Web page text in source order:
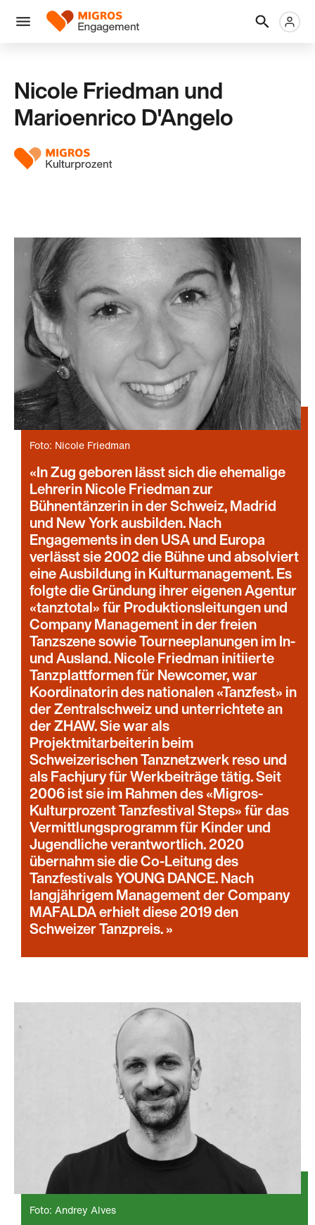
Navigation
überspringen
Menü
Logo
Nicole Friedman und
Marioenrico D'Angelo
Foto: Nicole Friedman
In Zug geboren lässt sich die ehemalige
Lehrerin Nicole Friedman zur
Bühnentänzerin in der Schweiz, Madrid
und New York ausbilden. Nach
Engagements in den USA und Europa
verlässt sie 2002 die Bühne und absolviert
eine Ausbildung in Kulturmanagement. Es
folgte die Gründung ihrer eigenen Agentur
«tanztotal» für Produktionsleitungen und
Company Management in der freien
Tanzszene sowie Tourneeplanungen im In-
und Ausland. Nicole Friedman initiierte
Tanzplattformen für Newcomer, war
Koordinatorin des nationalen «Tanzfest» in
der Zentralschweiz und unterrichtete an
der ZHAW. Sie war als
Projektmitarbeiterin beim
Schweizerischen Tanznetzwerk reso und
als Fachjury für Werkbeiträge tätig. Seit
2006 ist sie im Rahmen des «Migros-
Kulturprozent Tanzfestival Steps» für das
Vermittlungsprogramm für Kinder und
Jugendliche verantwortlich. 2020
übernahm sie die Co-Leitung des
Tanzfestivals YOUNG DANCE. Nach
langjährigem Management der Company
MAFALDA erhielt diese 2019 den
Schweizer Tanzpreis.
Foto: Andrey Alves